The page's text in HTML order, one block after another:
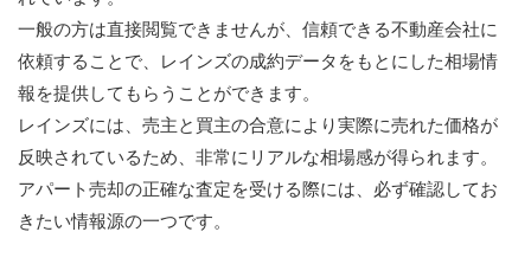
一般の方は直接閲覧できませんが、信頼できる不動産会社に
依頼することで、レインズの成約データをもとにした相場情
報を提供してもらうことができます。
レインズには、売主と買主の合意により実際に売れた価格が
反映されているため、非常にリアルな相場感が得られます。
アパート売却の正確な査定を受ける際には、必ず確認してお
きたい情報源の一つです。